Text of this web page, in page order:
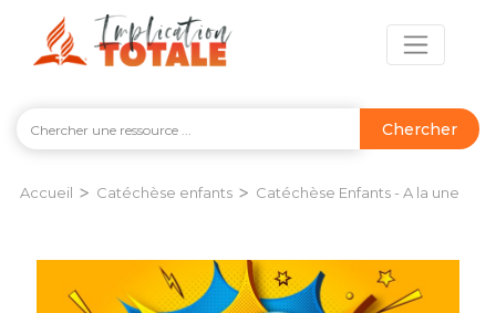
Chercher
Accueil > Catéchèse enfants > Catéchèse Enfants - A la une